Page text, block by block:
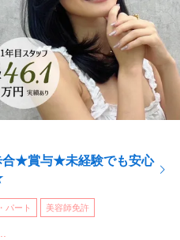
合★賞与★未経験でも安心
パート 美容師免許